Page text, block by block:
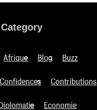
Afrique Blog Buzz
Confidences Contributions
Economie